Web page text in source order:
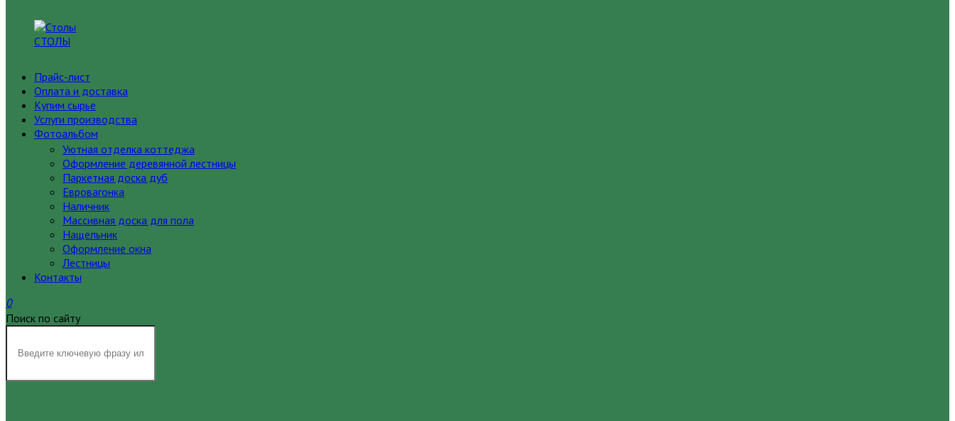
СТОЛЫ
Прайс-лист
Оплата и доставка
Купим сырье
Услуги производства
Фотоальбом
Уютная отделка коттеджа
Оформление деревянной лестницы
Паркетная доска дуб
Евровагонка
Наличник
Массивная доска для пола
Нащельник
Оформление окна
Лестницы
Контакты
0
Поиск по сайту